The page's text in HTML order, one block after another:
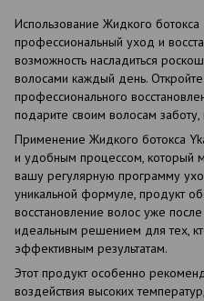
Использование Жидкого
профессиональный уход и
возможность насладиться
волосами каждый день.
профессионального
подарите своим волосам
Применение Жидкого ботокса
и удобным процессом, который
вашу регулярную программу
уникальной формуле, продукт
восстановление волос уже
идеальным решением для тех,
эффективным результатам.
Этот продукт особенно
воздействия высоких